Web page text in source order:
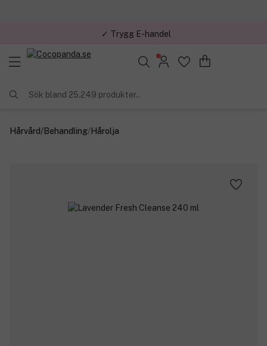
✓ Trygg E-handel
Sök bland 25.249 produkter..
Hårvård/Behandling/Hårolja